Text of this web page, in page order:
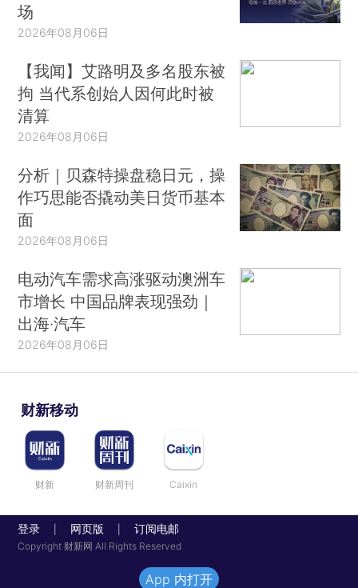
场
2026年08月06日
【我闻】艾路明及多名股东被
拘 当代系创始人因何此时被
清算
2026年08月06日
分析｜贝森特操盘稳日元，操
作巧思能否撬动美日货币基本
面
2026年08月06日
电动汽车需求高涨驱动澳洲车
市增长 中国品牌表现强劲｜
出海·汽车
2026年08月06日
财新移动
财新 财新周刊 Caixin
登录 网页版 订阅电邮
Copyright 财新网 All Rights Reserved
App 内打开